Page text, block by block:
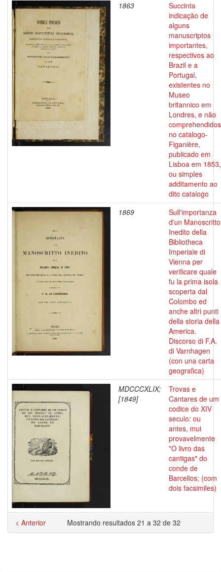
1863
Succinta
indicaçâo de
alguns
manuscriptos
importantes,
respectivos ao
Brazil e a
Portugal,
existentes no
Museo
britannico em
Londres, e nâo
comprehendidos
no catalogo-
Figanière,
publicado em
Lisboa em 1853,
ou simples
additamento ao
dito catalogo
1869
Sull'importanza
d'un Manoscritto
Inedito della
Bibliotheca
Imperiale di
Vienna per
verificare quale
fu la prima isola
scoperta dal
Colombo ed
anche altri punti
della storia della
America.
Discorso di F.A.
di Varnhagen
(con una carta
geografica)
MDCCCXLIX;
[1849]
Trovas e
Cantares de um
codice do XIV
seculo: ou
antes, mui
provavelmente
"O livro das
cantigas" do
conde de
Barcellos; (com
dois facsimiles)
Mostrando resultados 21 a 32 de 32
< Anterior